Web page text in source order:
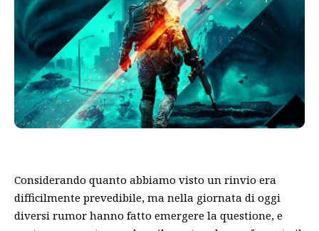
Considerando quanto abbiamo visto un rinvio era
difficilmente prevedibile, ma nella giornata di oggi
diversi rumor hanno fatto emergere la questione, e